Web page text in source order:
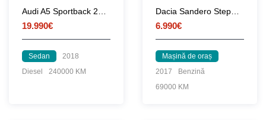
19.990€
Sedan
2018
Diesel
240000 KM
6.990€
Mașină de oraș
2017
Benzină
69000 KM